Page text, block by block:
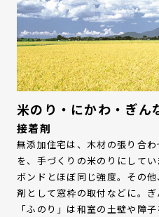
米のり・にかわ・ぎん
接着剤
無添加住宅は、木材の張り合
を、手づくりの米のりにして
ボンドとほぼ同じ強度。その
剤として窓枠の取付などに。
「ふのり」は和室の土壁や障